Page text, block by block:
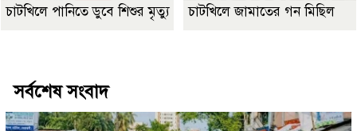
চাটখিলে পানিতে ডুবে শিশুর মৃত্যু চাটখিলে জামাতের গন মিছিল
সর্বশেষ সংবাদ